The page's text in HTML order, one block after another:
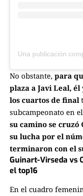
No obstante, para
plaza a Javi Leal,
los cuartos de final
subcampeonato en
su camino se cruzó
su lucha por el
terminaron con el
Guinart-Virseda vs
el top16
En el cuadro